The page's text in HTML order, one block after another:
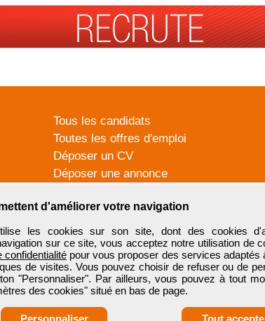
d'améliorer votre navigation
les cookies sur son site, dont des cookies
sur ce site, vous acceptez notre utilisation de
confidentialitépour vous proposer des services adaptés
de visites. Vous pouvez choisir de refuser ou de
"Personnaliser". Par ailleurs, vous pouvez à tout
des cookies" situé en bas de page.
Personnaliser Tout
Tous les candidats
Toutes les offres d'emploi
Déposer un CV
Déposer une annonce